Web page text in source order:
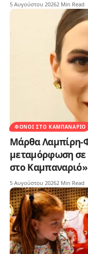
5 Αυγούστου 20262 Min Read
ΦΌΝΟΙ ΣΤΟ ΚΑΜΠΑΝΑΡΙΌ
Μάρθα Λαμπίρη-
μεταμόρφωση σε
στο Καμπαναριό»
5 Αυγούστου 20262 Min Read